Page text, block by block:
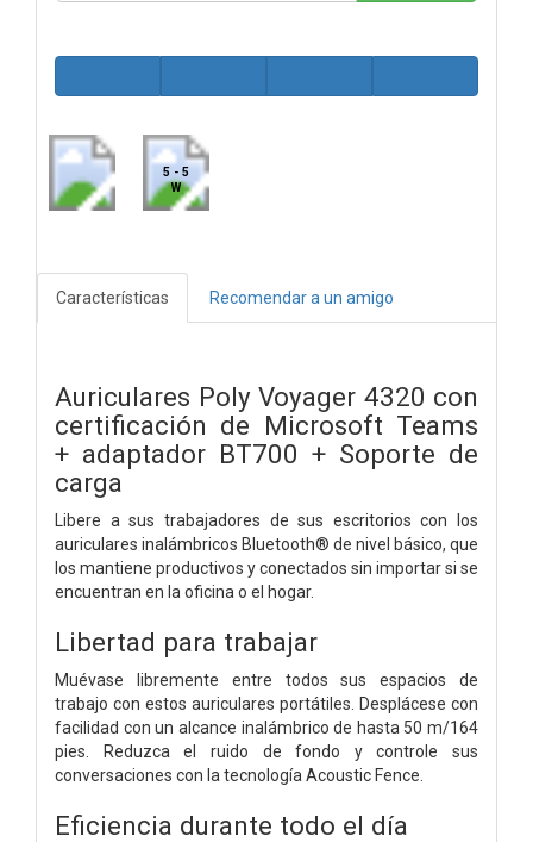
5 - 5
W
Características Recomendar a un amigo
Auriculares Poly Voyager 4320 con
certificación de Microsoft Teams
+ adaptador BT700 + Soporte de
carga
Libere a sus trabajadores de sus escritorios con los
auriculares inalámbricos Bluetooth® de nivel básico, que
los mantiene productivos y conectados sin importar si se
encuentran en la oficina o el hogar.
Libertad para trabajar
Muévase libremente entre todos sus espacios de
trabajo con estos auriculares portátiles. Desplácese con
facilidad con un alcance inalámbrico de hasta 50 m/164
pies. Reduzca el ruido de fondo y controle sus
conversaciones con la tecnología Acoustic Fence.
Eficiencia durante todo el día